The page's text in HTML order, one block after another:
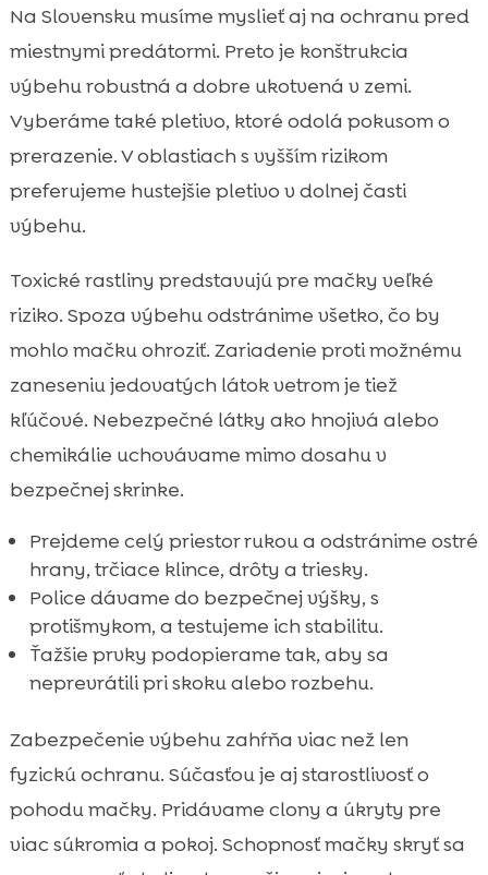
Na Slovensku musíme myslieť aj na ochranu pred
miestnymi predátormi. Preto je konštrukcia
výbehu robustná a dobre ukotvená v zemi.
Vyberáme také pletivo, ktoré odolá pokusom o
prerazenie. V oblastiach s vyšším rizikom
preferujeme hustejšie pletivo v dolnej časti
výbehu.
Toxické rastliny predstavujú pre mačky veľké
riziko. Spoza výbehu odstránime všetko, čo by
mohlo mačku ohroziť. Zariadenie proti možnému
zaneseniu jedovatých látok vetrom je tiež
kľúčové. Nebezpečné látky ako hnojivá alebo
chemikálie uchovávame mimo dosahu v
bezpečnej skrinke.
Prejdeme celý priestor rukou a odstránime ostré
hrany, trčiace klince, drôty a triesky.
Police dávame do bezpečnej výšky, s
protišmykom, a testujeme ich stabilitu.
Ťažšie prvky podopierame tak, aby sa
neprevrátili pri skoku alebo rozbehu.
Zabezpečenie výbehu zahŕňa viac než len
fyzickú ochranu. Súčasťou je aj starostlivosť o
pohodu mačky. Pridávame clony a úkryty pre
viac súkromia a pokoj. Schopnosť mačky skryť sa